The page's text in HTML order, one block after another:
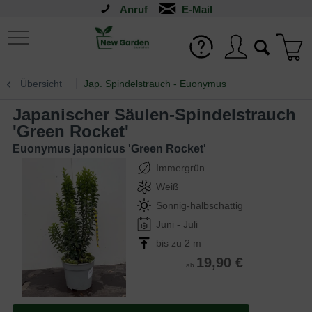
Anruf
Übersicht Jap. Spindelstrauch - Euonymus
Japanischer Säulen-Spindelstrauch
'Green Rocket'
Euonymus japonicus 'Green Rocket'
Immergrün
Weiß
Sonnig-halbschattig
Juni - Juli
bis zu 2 m
ab 19,90 €